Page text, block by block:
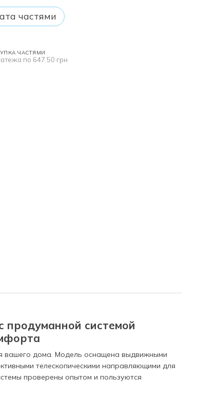
частями
ЧАСТЯМИ
по 647.50 грн
системой
вашего дома. Модель оснащена выдвижными
телескопическими направляющими для
проверены опытом и пользуются